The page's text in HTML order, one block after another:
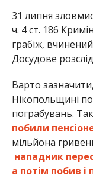
31 липня
ч. 4 ст. 186
грабіж,
Досудове
Варто
Нікопольщині
пограбувань.
побили
мільйона
нападник
а потім побив і